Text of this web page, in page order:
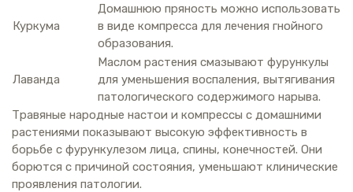
Куркума
Домашнюю пряность можно использовать
в виде компресса для лечения гнойного
образования.
Лаванда
Маслом растения смазывают фурункулы
для уменьшения воспаления, вытягивания
патологического содержимого нарыва.
Травяные народные настои и компрессы с домашними
растениями показывают высокую эффективность в
борьбе с фурункулезом лица, спины, конечностей. Они
борются с причиной состояния, уменьшают клинические
проявления патологии.